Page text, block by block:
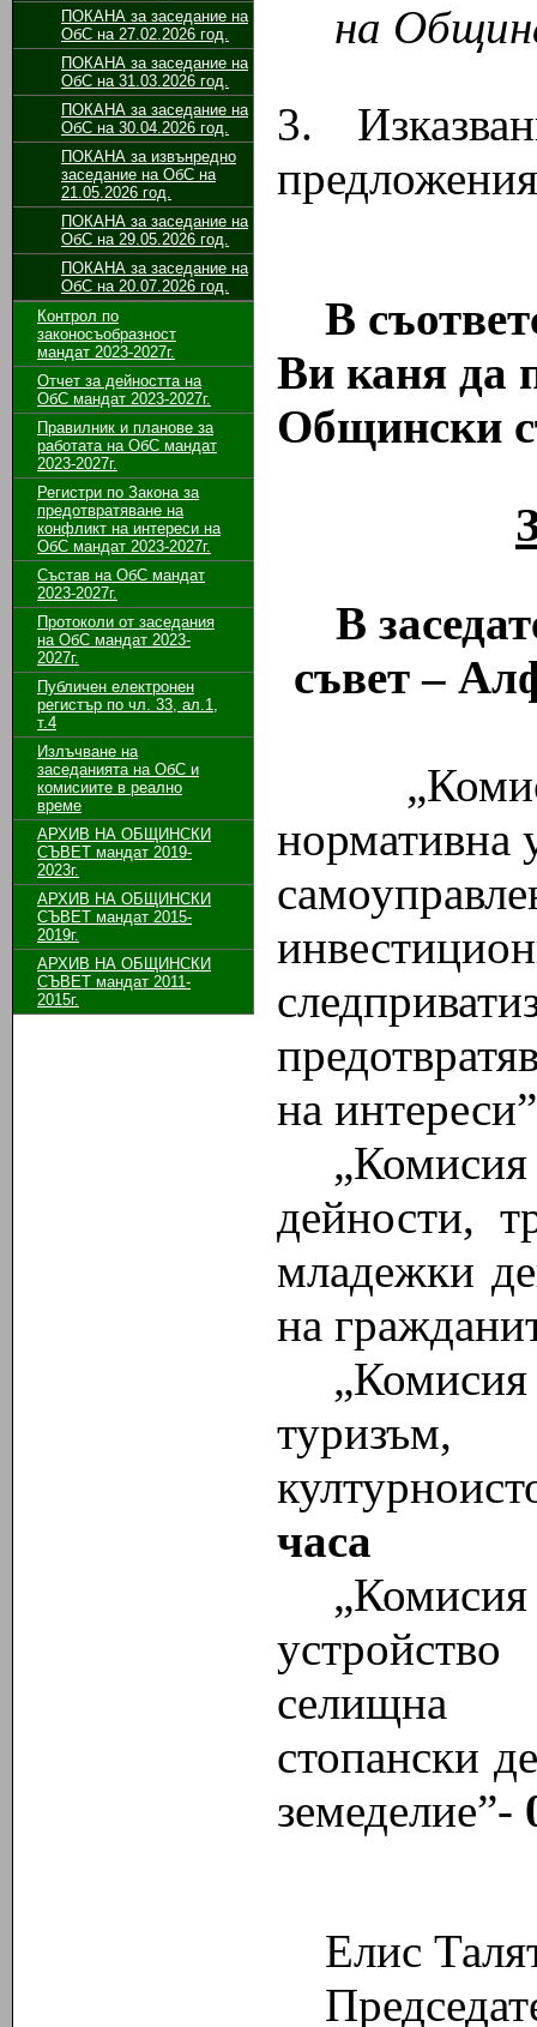
ПОКАНА за заседание на
ОбС на 27.02.2026 год.
ПОКАНА за заседание на
ОбС на 31.03.2026 год.
ПОКАНА за заседание на
ОбС на 30.04.2026 год.
ПОКАНА за извънредно
заседание на ОбС на
21.05.2026 год.
ПОКАНА за заседание на
ОбС на 29.05.2026 год.
ПОКАНА за заседание на
ОбС на 20.07.2026 год.
Контрол по
законосъобразност
мандат 2023-2027г.
Отчет за дейността на
ОбС мандат 2023-2027г.
Правилник и планове за
работата на ОбС мандат
2023-2027г.
Регистри по Закона за
предотвратяване на
конфликт на интереси на
ОбС мандат 2023-2027г.
Състав на ОбС мандат
2023-2027г.
Протоколи от заседания
на ОбС мандат 2023-
2027г.
Публичен електронен
регистър по чл. 33, ал.1,
т.4
Излъчване на
заседанията на ОбС и
комисиите в реално
време
АРХИВ НА ОБЩИНСКИ
СЪВЕТ мандат 2019-
2023г.
АРХИВ НА ОБЩИНСКИ
СЪВЕТ мандат 2015-
2019г.
АРХИВ НА ОБЩИНСКИ
СЪВЕТ мандат 2011-
2015г.
на
3.
В
Ви каня да
Общински
В
съвет –
нормативна
на
дейности,
младежки
на
часа
селищна
стопански
земеделие”-
Елис